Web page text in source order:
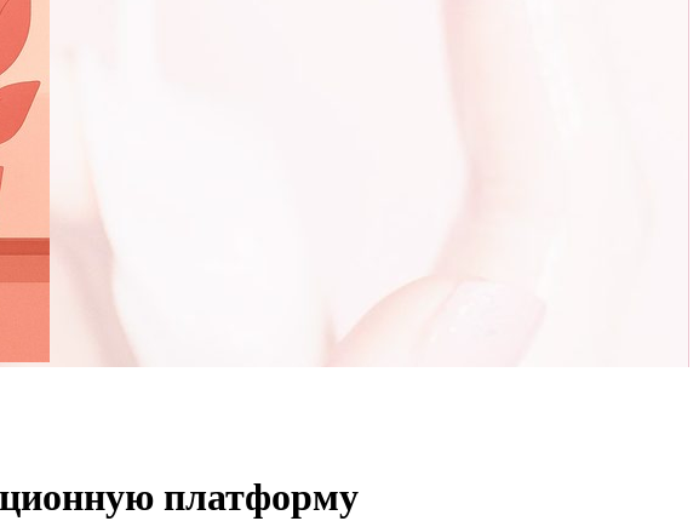
платформу